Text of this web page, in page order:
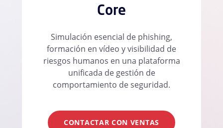
Core
Simulación esencial de phishing,
formación en vídeo y visibilidad de
riesgos humanos en una plataforma
unificada de gestión de
comportamiento de seguridad.
CONTACTAR CON VENTAS